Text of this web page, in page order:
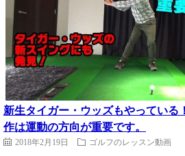
新生タイガー・ウッズもやっている
作は運動の方向が重要です。
2018年2月19日 ゴルフのレッスン動画